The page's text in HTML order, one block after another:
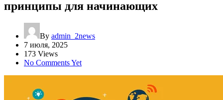
принципы для начинающих
By admin_2news
7 июля, 2025
173 Views
No Comments Yet